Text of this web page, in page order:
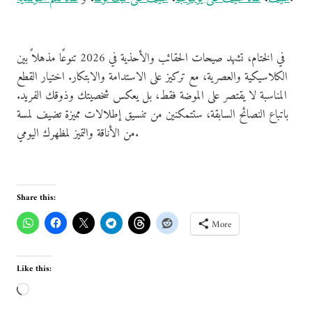
في الختام، تشهد صيحات الحقائب والأحذية في 2026 تنوعًا مذهلاً بين
الكلاسيكية والعصرية، مع تركيز على الاستدامة والابتكار. اختيار القطع
المناسبة لا يقتصر على الموضة فقط، بل يعكس شخصيتك وذوقك الفريد.
باتباع النصائح السابقة، ستتمكنين من تنسيق إطلالات مميزة تضيف لمسة
من الأناقة والتميز لمظهرك اليومي.
Share this:
More
Like this:
L